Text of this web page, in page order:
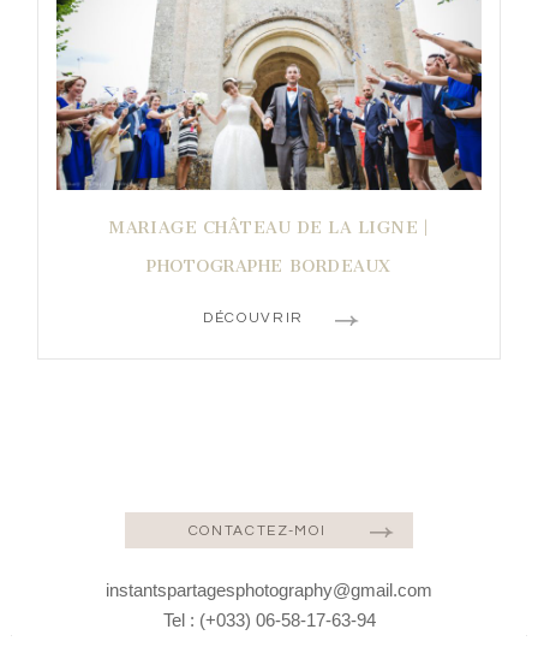
MARIAGE CHÂTEAU DE LA LIGNE |
PHOTOGRAPHE BORDEAUX
DÉCOUVRIR
CONTACTEZ-MOI
instantspartagesphotography@gmail.com
Tel : (+033) 06-58-17-63-94